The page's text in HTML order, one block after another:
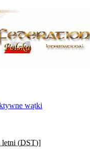
wątki
letni (DST)]